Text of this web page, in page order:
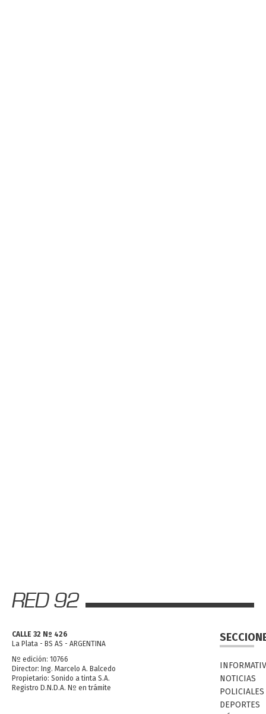
CALLE 32 Nº 426
La Plata - BS AS - ARGENTINA
Nº edición: 10766
Director: Ing. Marcelo A. Balcedo
Propietario: Sonido a tinta S.A.
Registro D.N.D.A. Nº en trámite
NOTICIAS
POLICIALES
DEPORTES